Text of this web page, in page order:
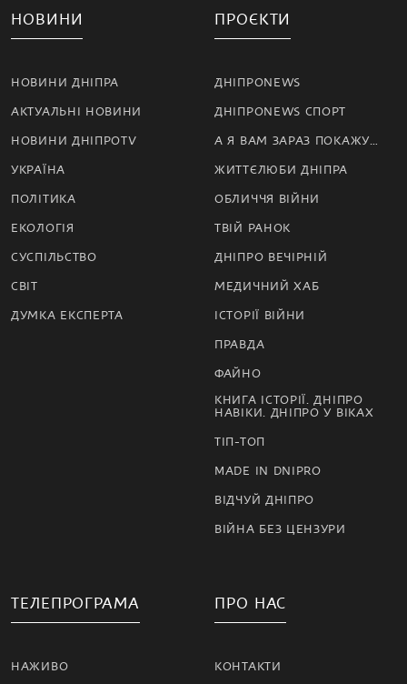
НОВИНИ
НОВИНИ ДНІПРА
АКТУАЛЬНІ НОВИНИ
НОВИНИ ДНІПРОTV
УКРАЇНА
ПОЛІТИКА
ЕКОЛОГІЯ
СУСПІЛЬСТВО
СВІТ
ДУМКА ЕКСПЕРТА
ПРОЄКТИ
ДНІПРОNEWS
ДНІПРОNEWS СПОРТ
А Я ВАМ ЗАРАЗ ПОКАЖУ…
ЖИТТЄЛЮБИ ДНІПРА
ОБЛИЧЧЯ ВІЙНИ
ТВІЙ РАНОК
ДНІПРО ВЕЧІРНІЙ
МЕДИЧНИЙ ХАБ
ІСТОРІЇ ВІЙНИ
ПРАВДА
ФАЙНО
КНИГА ІСТОРІЇ. ДНІПРО
НАВІКИ. ДНІПРО У ВІКАХ
ТІП-ТОП
MADE IN DNIPRO
ВІДЧУЙ ДНІПРО
ВІЙНА БЕЗ ЦЕНЗУРИ
ТЕЛЕПРОГРАМА
НАЖИВО
ПРО НАС
КОНТАКТИ